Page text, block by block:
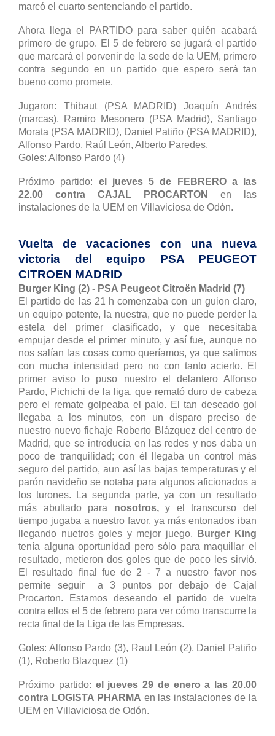
marcó el cuarto sentenciando el partido.
Ahora llega el PARTIDO para saber quién acabará
primero de grupo. El 5 de febrero se jugará el partido
que marcará el porvenir de la sede de la UEM, primero
contra segundo en un partido que espero será tan
bueno como promete.
Jugaron: Thibaut (PSA MADRID) Joaquín Andrés
(marcas), Ramiro Mesonero (PSA Madrid), Santiago
Morata (PSA MADRID), Daniel Patiño (PSA MADRID),
Alfonso Pardo, Raúl León, Alberto Paredes.
Goles: Alfonso Pardo (4)
Próximo partido: el jueves 5 de FEBRERO a las
22.00 contra CAJAL PROCARTON
en las
instalaciones de la UEM en Villaviciosa de Odón.
Vuelta de vacaciones con una nueva
victoria del equipo PSA PEUGEOT
CITROEN MADRID
Burger King (2) - PSA Peugeot Citroën Madrid (7)
El partido de las 21 h comenzaba con un guion claro,
un equipo potente, la nuestra, que no puede perder la
estela del primer clasificado, y que necesitaba
empujar desde el primer minuto, y así fue, aunque no
nos salían las cosas como queríamos, ya que salimos
con mucha intensidad pero no con tanto acierto. El
primer aviso lo puso nuestro el delantero Alfonso
Pardo, Pichichi de la liga, que remató duro de cabeza
pero el remate golpeaba el palo. El tan deseado gol
llegaba a los minutos, con un disparo preciso de
nuestro nuevo fichaje Roberto Blázquez del centro de
Madrid, que se introducía en las redes y nos daba un
poco de tranquilidad; con él llegaba un control más
seguro del partido, aun así las bajas temperaturas y el
parón navideño se notaba para algunos aficionados a
los turones. La segunda parte, ya con un resultado
más abultado para nosotros,y el transcurso del
tiempo jugaba a nuestro favor, ya más entonados iban
llegando nuetros goles y mejor juego.
Burger King
tenía alguna oportunidad pero sólo para maquillar el
resultado, metieron dos goles que de poco les sirvió.
El resultado final fue de 2 - 7 a nuestro favor nos
permite seguir a 3 puntos por debajo de Cajal
Procarton. Estamos deseando el partido de vuelta
contra ellos el 5 de febrero para ver cómo transcurre la
recta final de la Liga de las Empresas.
Goles: Alfonso Pardo (3), Raul León (2), Daniel Patiño
(1), Roberto Blazquez (1)
Próximo partido: el jueves 29 de enero a las 20.00
contra LOGISTA PHARMA en las instalaciones de la
UEM en Villaviciosa de Odón.